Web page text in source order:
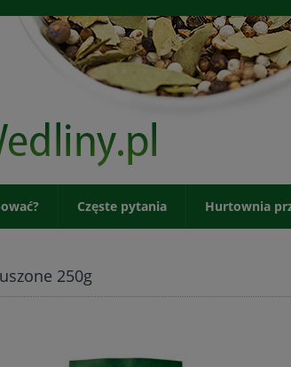
Częste pytania Hurtownia
250g